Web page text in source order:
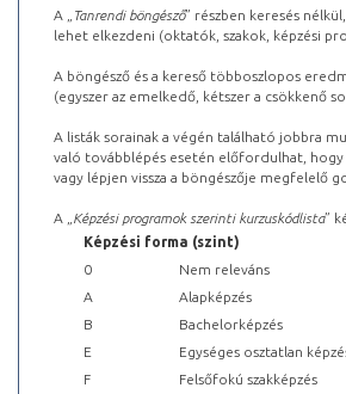
A „ Tanrendi böngésző” részben keresés
lehet elkezdeni (oktatók, szakok, képzési
A böngésző és a kereső többoszlopos
(egyszer az emelkedő, kétszer a csökkenő
A listák sorainak a végén található jobbra
való továbblépés esetén előfordulhat, hogy
vagy lépjen vissza a böngészője megfelelő
A „ Képzési programok szerinti kurzuskódlista”
Képzési forma (szint)
0
Nem releváns
A
Alapképzés
B
Bachelorképzés
E
Egységes osztatlan
F
Felsőfokú szakképzés